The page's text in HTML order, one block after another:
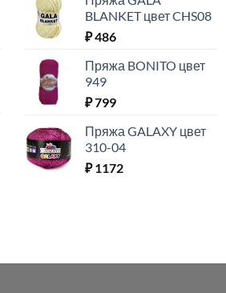
BLANKET цвет CHS08
₽486
Пряжа BONITO цвет
949
₽799
Пряжа GALAXY цвет
310-04
₽1172